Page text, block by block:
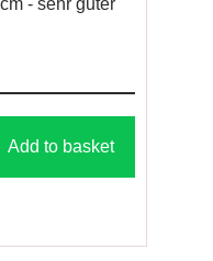
Add to basket